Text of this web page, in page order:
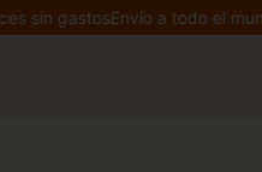
sin gastosEnvío a todo el